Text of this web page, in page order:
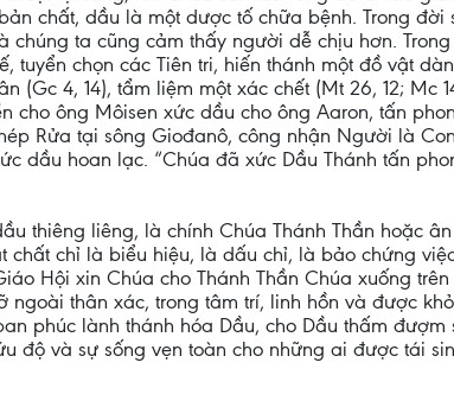
chất, dầu là một dược tố chữa bệnh. Trong đời
ta cũng cảm thấy người dễ chịu hơn.
chọn các Tiên tri, hiến thánh một đồ vật
4, 14), tẩm liệm một xác chết (Mt 26, 12; Mc
cho ông Môisen xức dầu cho ông Aaron, tấn
Rửa tại sông Giođanô, công nhận Người là
dầu hoan lạc. “Chúa đã xức Dầu Thánh tấn
thiêng liêng, là chính Chúa Thánh Thần hoặc
chỉ là biểu hiệu, là dấu chỉ, là bảo chứng
Hội xin Chúa cho Thánh Thần Chúa xuống
thân xác, trong tâm trí, linh hồn và được
phúc lành thánh hóa Dầu, cho Dầu thấm đượm
độ và sự sống vẹn toàn cho những ai được tái